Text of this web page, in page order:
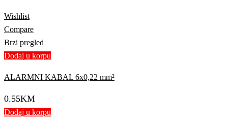
Wishlist
Compare
Brzi pregled
Dodaj u korpu
ALARMNI KABAL 6x0,22 mm²
0.55KM
Dodaj u korpu